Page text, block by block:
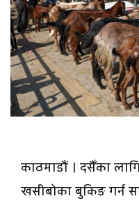
काठमाडौं । दसैँका
खसीबोका बुकिङ गर्न